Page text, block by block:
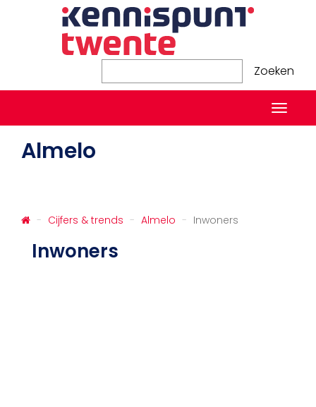
Zoeken Zoeken
Almelo
Cijfers & trends Almelo Inwoners
Inwoners